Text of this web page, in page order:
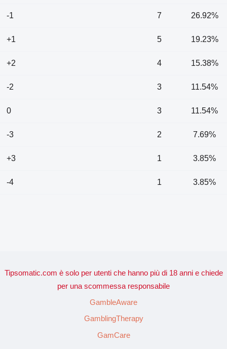
-1 7 26.92%
+1 5 19.23%
+2 4 15.38%
-2 3 11.54%
0 3 11.54%
-3 2 7.69%
+3 1 3.85%
-4 1 3.85%
Tipsomatic.com è solo per utenti che hanno più di 18 anni e chiede
per una scommessa responsabile
GambleAware
GamblingTherapy
GamCare